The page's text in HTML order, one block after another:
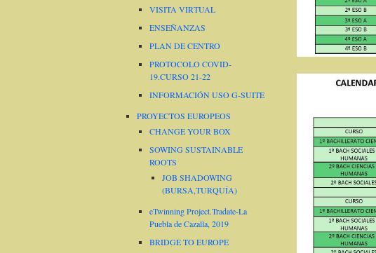
VISITA VIRTUAL
ENSEÑANZAS
PLAN DE CENTRO
PROTOCOLO COVID-
19.CURSO 21-22
INFORMACIÓN USO G-SUITE
PROYECTOS EUROPEOS
CHANGE YOUR BOX
SOWING SUSTAINABLE
ROOTS
JOB SHADOWING
(BURSA,TURQUÍA)
eTwinning Project.Tradate-La
Puebla de Cazalla, 2019
BRIDGE TO EUROPE